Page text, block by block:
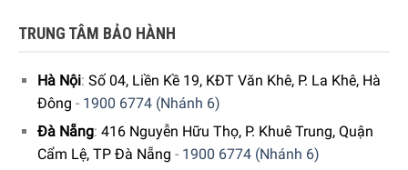
Máy Pha Cà Phê Viên Nén Delonghi Nespresso Essenza
giúp cung cấp lượng áp suất và lưu lượng nước chính xác
theo loại đồ uống mà bạn đã chọn.
TRUNG TÂM BẢO HÀNH
Hà Nội: Số 04, Liền Kề 19, KĐT Văn Khê, P. La Khê, Hà
Đông - 1900 6774 (Nhánh 6)
Đà Nẵng: 416 Nguyễn Hữu Thọ, P. Khuê Trung, Quận
Cẩm Lệ, TP Đà Nẵng - 1900 6774 (Nhánh 6)